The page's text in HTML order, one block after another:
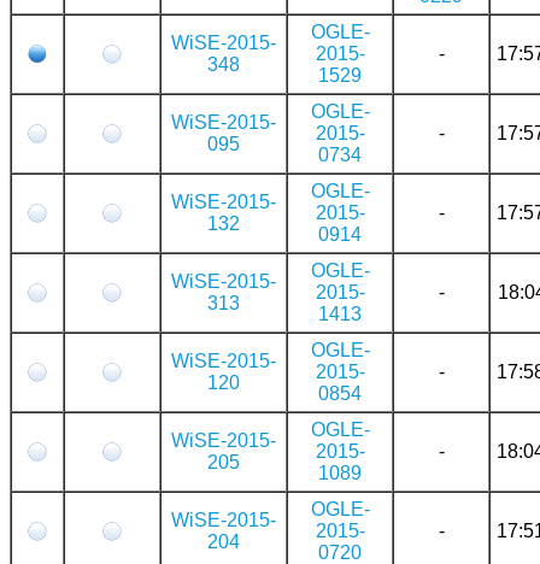
WiSE-2015-
348
OGLE-
2015-
1529
-
WiSE-2015-
095
OGLE-
2015-
0734
-
WiSE-2015-
132
OGLE-
2015-
0914
-
WiSE-2015-
313
OGLE-
2015-
1413
-
WiSE-2015-
120
OGLE-
2015-
0854
-
WiSE-2015-
205
OGLE-
2015-
1089
-
WiSE-2015-
204
OGLE-
2015-
0720
-